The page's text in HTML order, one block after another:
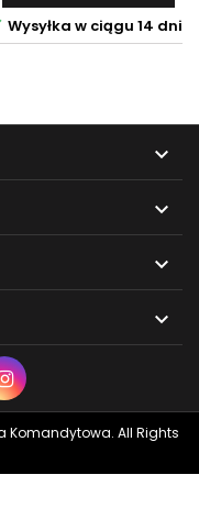
Wysyłka w ciągu 14 dni




Komandytowa. All Rights